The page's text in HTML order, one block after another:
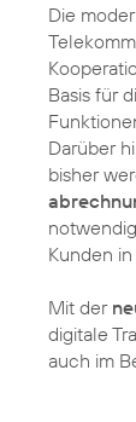
Die
Basis für
Darüber
bisher
Kunden
Mit der
digitale
auch im